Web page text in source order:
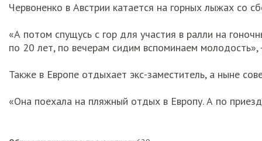
Червоненко в Австрии катается на горных лыжах со
«А потом спущусь с гор для участия в ралли на
по 20 лет, по вечерам сидим вспоминаем молодость»,
Также в Европе отдыхает экс-заместитель, а ныне
«Она поехала на пляжный отдых в Европу. А по